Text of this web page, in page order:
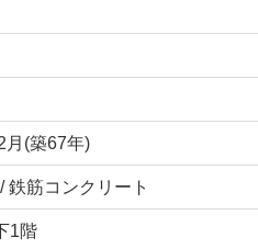
月(築67年)
鉄筋コンクリート
1階